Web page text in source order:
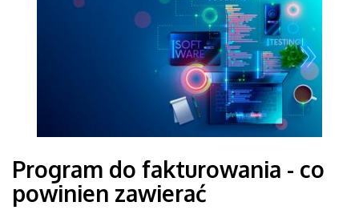
Program do fakturowania - co
powinien zawierać